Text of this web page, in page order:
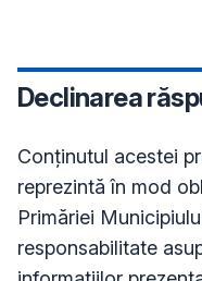
Declinarea
Conţinutul acestei
reprezintă în mod
Primăriei
responsabilitate